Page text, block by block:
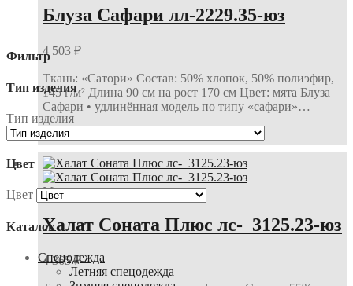
Блуза Сафари лл-2229.35-юз
4 503 ₽
Ткань: «Сатори» Состав: 50% хлопок, 50% полиэфир,
145 г/м² Длина 90 см на рост 170 см Цвет: мята Блуза
Сафари • удлинённая модель по типу «сафари»…
В корзину
Медицинская одежда
Халат Соната Плюс лс-_3125.23-юз
4 365₽
Фильтр
Тип изделия
Тип изделия
Цвет
Цвет
Каталог
Спецодежда
Летняя спецодежда